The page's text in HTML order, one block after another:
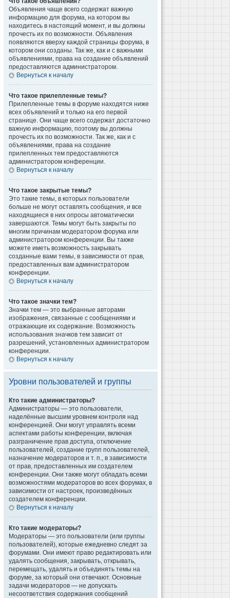
Объявления чаще всего содержат важную
информацию для форума, на котором вы
находитесь в настоящий момент, и вы должны
прочесть их по возможности. Объявления
появляются вверху каждой страницы форума, в
котором они созданы. Так же, как и с важными
объявлениями, права на создание объявлений
предоставляются администратором.
Вернуться к началу
Что такое прилепленные темы?
Прилепленные темы в форуме находятся ниже
всех объявлений и только на его первой
странице. Они чаще всего содержат достаточно
важную информацию, поэтому вы должны
прочесть их по возможности. Так же, как и с
объявлениями, права на создание
прилепленных тем предоставляются
администратором конференции.
Вернуться к началу
Что такое закрытые темы?
Это такие темы, в которых пользователи
больше не могут оставлять сообщения, и все
находящиеся в них опросы автоматически
завершаются. Темы могут быть закрыты по
многим причинам модератором форума или
администратором конференции. Вы также
можете иметь возможность закрывать
созданные вами темы, в зависимости от прав,
предоставленных вам администратором
конференции.
Вернуться к началу
Что такое значки тем?
Значки тем — это выбранные авторами
изображения, связанные с сообщениями и
отражающие их содержание. Возможность
использования значков тем зависит от
разрешений, установленных администратором
конференции.
Вернуться к началу
Уровни пользователей и группы
Кто такие администраторы?
Администраторы — это пользователи,
наделённые высшим уровнем контроля над
конференцией. Они могут управлять всеми
аспектами работы конференции, включая
разграничение прав доступа, отключение
пользователей, создание групп пользователей,
назначение модераторов и т. п., в зависимости
от прав, предоставленных им создателем
конференции. Они также могут обладать всеми
возможностями модераторов во всех форумах, в
зависимости от настроек, произведённых
создателем конференции.
Вернуться к началу
Кто такие модераторы?
Модераторы — это пользователи (или группы
пользователей), которые ежедневно следят за
форумами. Они имеют право редактировать или
удалять сообщения, закрывать, открывать,
перемещать, удалять и объединять темы на
форуме, за который они отвечают. Основные
задачи модераторов — не допускать
несоответствия содержания сообщений